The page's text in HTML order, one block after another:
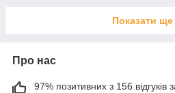
Показати ще
Про нас
97% позитивних з 156 відгуків